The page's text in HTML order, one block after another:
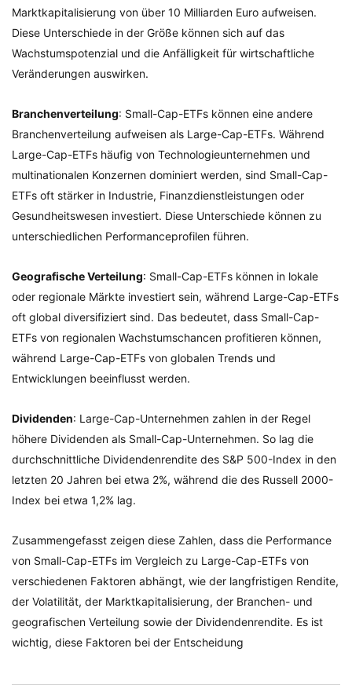
Marktkapitalisierung von über 10 Milliarden Euro aufweisen.
Diese Unterschiede in der Größe können sich auf das
Wachstumspotenzial und die Anfälligkeit für wirtschaftliche
Veränderungen auswirken.
Branchenverteilung: Small-Cap-ETFs können eine andere
Branchenverteilung aufweisen als Large-Cap-ETFs. Während
Large-Cap-ETFs häufig von Technologieunternehmen und
multinationalen Konzernen dominiert werden, sind Small-Cap-
ETFs oft stärker in Industrie, Finanzdienstleistungen oder
Gesundheitswesen investiert. Diese Unterschiede können zu
unterschiedlichen Performanceprofilen führen.
Geografische Verteilung: Small-Cap-ETFs können in lokale
oder regionale Märkte investiert sein, während Large-Cap-ETFs
oft global diversifiziert sind. Das bedeutet, dass Small-Cap-
ETFs von regionalen Wachstumschancen profitieren können,
während Large-Cap-ETFs von globalen Trends und
Entwicklungen beeinflusst werden.
Dividenden: Large-Cap-Unternehmen zahlen in der Regel
höhere Dividenden als Small-Cap-Unternehmen. So lag die
durchschnittliche Dividendenrendite des S&P 500-Index in den
letzten 20 Jahren bei etwa 2%, während die des Russell 2000-
Index bei etwa 1,2% lag.
Zusammengefasst zeigen diese Zahlen, dass die Performance
von Small-Cap-ETFs im Vergleich zu Large-Cap-ETFs von
verschiedenen Faktoren abhängt, wie der langfristigen Rendite,
der Volatilität, der Marktkapitalisierung, der Branchen- und
geografischen Verteilung sowie der Dividendenrendite. Es ist
wichtig, diese Faktoren bei der Entscheidung